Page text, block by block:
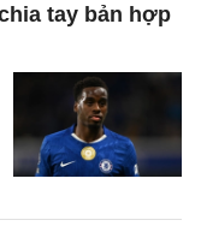
tay bản hợp